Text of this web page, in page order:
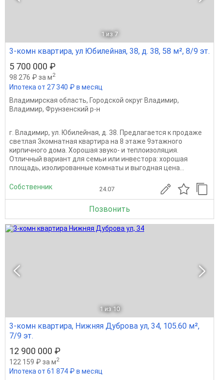
1 из 7
3-комн квартира, ул Юбилейная, 38, д. 38, 58 м², 8/9 эт.
5 700 000 ₽
98 276 ₽ за м2
Ипотека от 27 340 ₽ в месяц
Владимирская область, Городской округ Владимир,
Владимир, Фрунзенский р-н
г. Владимир, ул. Юбилейная, д. 38. Предлагается к продаже
светлая 3комнатная квартира на 8 этаже 9этажного
кирпичного дома. Хорошая звуко- и теплоизоляция.
Отличный вариант для семьи или инвестора: хорошая
площадь, изолированные комнаты и выгодная цена...
Собственник 24.07
Позвонить
1 из 10
3-комн квартира, Нижняя Дуброва ул, 34, 105.60 м²,
7/9 эт.
12 900 000 ₽
122 159 ₽ за м2
Ипотека от 61 874 ₽ в месяц